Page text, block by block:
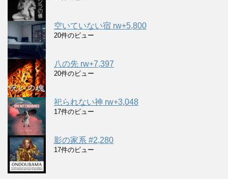
空いていない宿 rw+5,800
20件のビュー
八の先 rw+7,397
20件のビュー
祀られない神 rw+3,048
17件のビュー
影の家系 #2,280
17件のビュー